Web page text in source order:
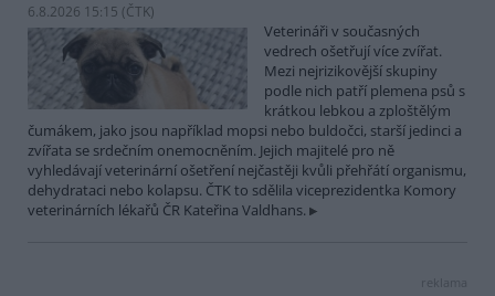
6.8.2026 15:15 (ČTK)
Veterináři v současných
vedrech ošetřují více zvířat.
Mezi nejrizikovější skupiny
podle nich patří plemena psů s
krátkou lebkou a zploštělým
čumákem, jako jsou například mopsi nebo buldočci, starší jedinci a
zvířata se srdečním onemocněním. Jejich majitelé pro ně
vyhledávají veterinární ošetření nejčastěji kvůli přehřátí organismu,
dehydrataci nebo kolapsu. ČTK to sdělila viceprezidentka Komory
veterinárních lékařů ČR Kateřina Valdhans.
reklama